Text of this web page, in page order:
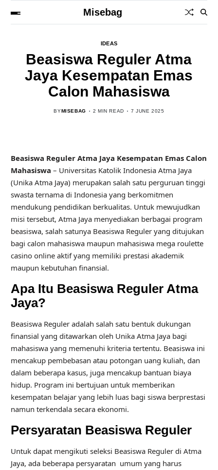
Misebag
IDEAS
Beasiswa Reguler Atma
Jaya Kesempatan Emas
Calon Mahasiswa
BYMISEBAG 2 MIN READ 7 JUNE 2025
Beasiswa Reguler Atma Jaya Kesempatan Emas Calon
Mahasiswa – Universitas Katolik Indonesia Atma Jaya
(Unika Atma Jaya) merupakan salah satu perguruan tinggi
swasta ternama di Indonesia yang berkomitmen
mendukung pendidikan berkualitas. Untuk mewujudkan
misi tersebut, Atma Jaya menyediakan berbagai program
beasiswa, salah satunya Beasiswa Reguler yang ditujukan
bagi calon mahasiswa maupun mahasiswa mega roulette
casino online aktif yang memiliki prestasi akademik
maupun kebutuhan finansial.
Apa Itu Beasiswa Reguler Atma
Jaya?
Beasiswa Reguler adalah salah satu bentuk dukungan
finansial yang ditawarkan oleh Unika Atma Jaya bagi
mahasiswa yang memenuhi kriteria tertentu. Beasiswa ini
mencakup pembebasan atau potongan uang kuliah, dan
dalam beberapa kasus, juga mencakup bantuan biaya
hidup. Program ini bertujuan untuk memberikan
kesempatan belajar yang lebih luas bagi siswa berprestasi
namun terkendala secara ekonomi.
Persyaratan Beasiswa Reguler
Untuk dapat mengikuti seleksi Beasiswa Reguler di Atma
Jaya, ada beberapa persyaratan umum yang harus